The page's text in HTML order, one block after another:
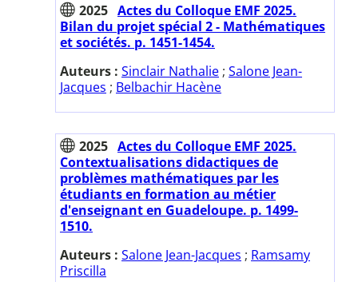
2025 Actes du Colloque EMF 2025.
Bilan du projet spécial 2 - Mathématiques
et sociétés. p. 1451-1454.
Auteurs : Sinclair Nathalie ; Salone Jean-
Jacques ; Belbachir Hacène
2025 Actes du Colloque EMF 2025.
Contextualisations didactiques de
problèmes mathématiques par les
étudiants en formation au métier
d'enseignant en Guadeloupe. p. 1499-
1510.
Auteurs : Salone Jean-Jacques ; Ramsamy
Priscilla